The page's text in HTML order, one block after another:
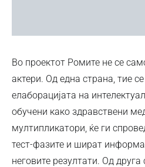
Во проектот Ромите не се
актери. Од една страна, тие
елаборацијата на
обучени како здравствени
мултипликатори, ќе ги
тест-фазите и шират
неговите резултати. Од друга